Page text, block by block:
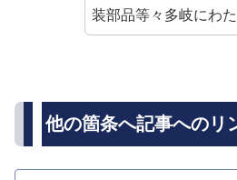
装部品等々多岐にわた
他の箇条へ記事へのリ